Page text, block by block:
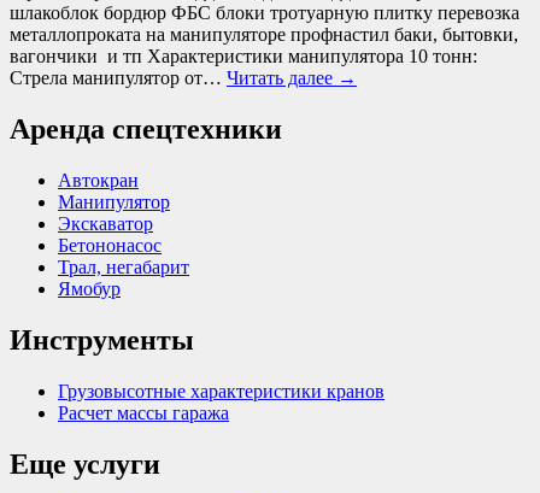
шлакоблок бордюр ФБС блоки тротуарную плитку перевозка
металлопроката на манипуляторе профнастил баки, бытовки,
вагончики и тп Характеристики манипулятора 10 тонн:
Стрела манипулятор от… Читать далее →
Аренда спецтехники
Автокран
Манипулятор
Экскаватор
Бетононасос
Трал, негабарит
Ямобур
Инструменты
Грузовысотные характеристики кранов
Расчет массы гаража
Еще услуги